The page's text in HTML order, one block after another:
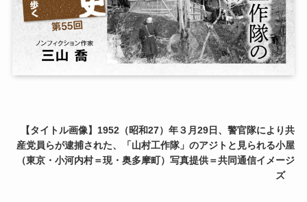
【タイトル画像】1952（昭和27）年３月29日、警官隊により共
産党員らが逮捕された、「山村工作隊」のアジトと見られる小屋
（東京・小河内村＝現・奥多摩町）写真提供＝共同通信イメージ
ズ